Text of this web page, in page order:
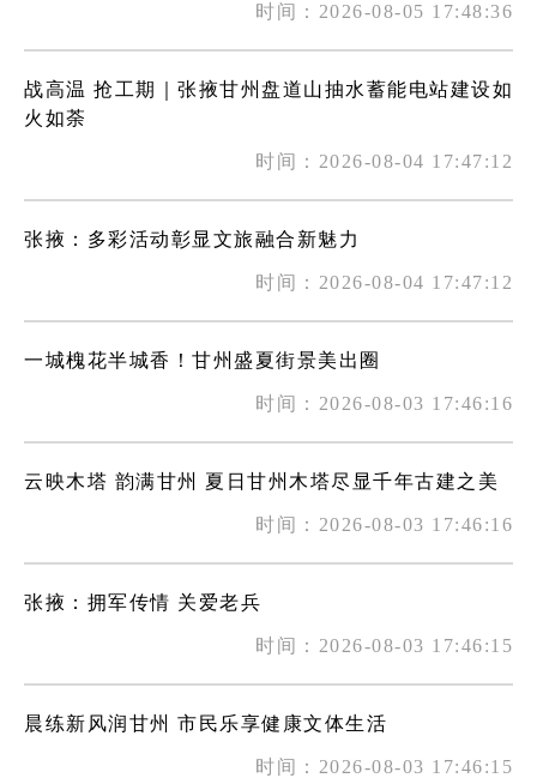
时间：2026-08-05 17:48:36
战高温 抢工期｜张掖甘州盘道山抽水蓄能电站建设如
火如荼
时间：2026-08-04 17:47:12
张掖：多彩活动彰显文旅融合新魅力
时间：2026-08-04 17:47:12
一城槐花半城香！甘州盛夏街景美出圈
时间：2026-08-03 17:46:16
云映木塔 韵满甘州 夏日甘州木塔尽显千年古建之美
时间：2026-08-03 17:46:16
张掖：拥军传情 关爱老兵
时间：2026-08-03 17:46:15
晨练新风润甘州 市民乐享健康文体生活
时间：2026-08-03 17:46:15